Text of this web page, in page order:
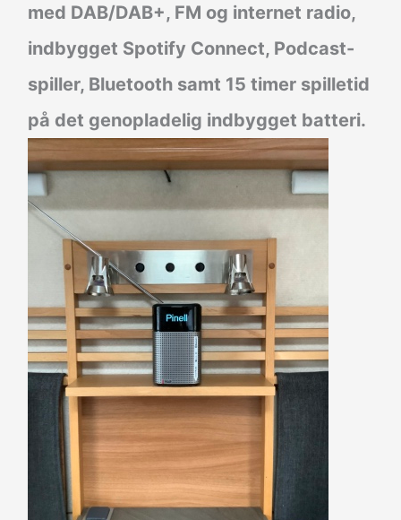
med DAB/DAB+, FM og internet radio,
indbygget Spotify Connect, Podcast-
spiller, Bluetooth samt 15 timer spilletid
på det genopladelig indbygget batteri.